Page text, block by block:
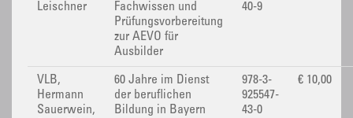
Leischner
Fachwissen und
Prüfungsvorbereitung
zur AEVO für
Ausbilder
40-9
VLB,
Hermann
Sauerwein,
60 Jahre im Dienst
der beruflichen
Bildung in Bayern
978-3-
925547-
43-0
€ 10,00